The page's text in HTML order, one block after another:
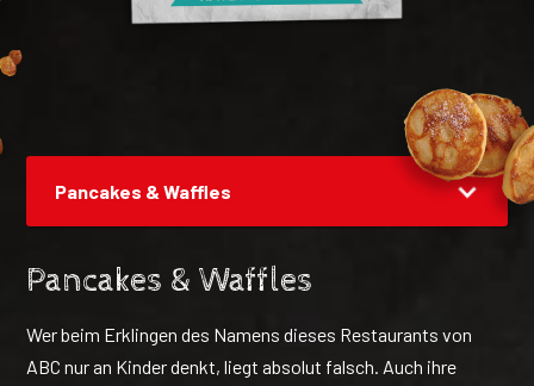
Pancakes & Waffles
Pancakes & Waffles
Wer beim Erklingen des Namens dieses Restaurants von
ABC nur an Kinder denkt, liegt absolut falsch. Auch ihre